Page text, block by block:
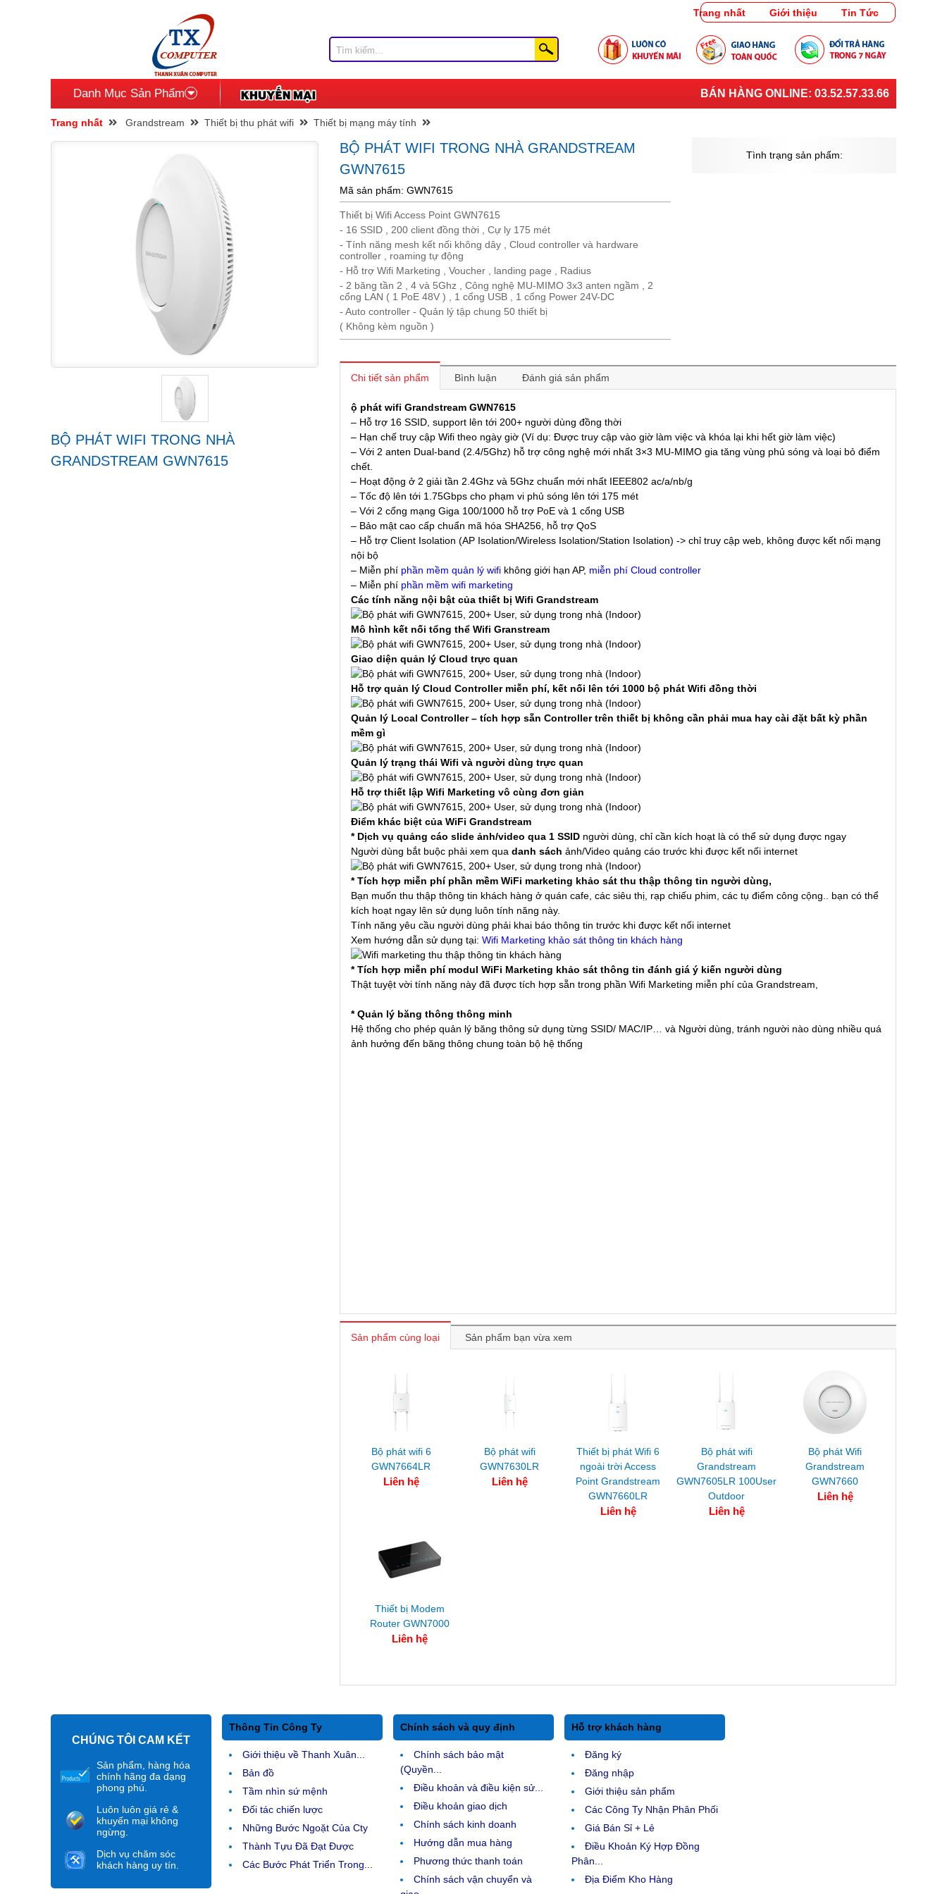
Trang nhất Giới thiệu Tin Tức
Danh Mục Sản Phẩm BÁN HÀNG ONLINE: 03.52.57.33.66
Trang nhất Grandstream Thiết bị thu phát wifi Thiết bị mạng máy tính
BỘ PHÁT WIFI TRONG NHÀ
GRANDSTREAM GWN7615
BỘ PHÁT WIFI TRONG NHÀ GRANDSTREAM
GWN7615
Mã sản phẩm: GWN7615
Thiết bị Wifi Access Point GWN7615
- 16 SSID , 200 client đồng thời , Cự ly 175 mét
- Tính năng mesh kết nối không dây , Cloud controller và hardware
controller , roaming tự động
- Hỗ trợ Wifi Marketing , Voucher , landing page , Radius
- 2 băng tần 2 , 4 và 5Ghz , Công nghệ MU-MIMO 3x3 anten ngầm , 2
cổng LAN ( 1 PoE 48V ) , 1 cổng USB , 1 cổng Power 24V-DC
- Auto controller - Quản lý tập chung 50 thiết bị
( Không kèm nguồn )
Tình trạng sản phẩm:
Chi tiết sản phẩm Bình luận Đánh giá sản phẩm
ộ phát wifi Grandstream GWN7615
– Hỗ trợ 16 SSID, support lên tới 200+ người dùng đồng thời
– Hạn chế truy cập Wifi theo ngày giờ (Ví dụ: Được truy cập vào giờ làm việc và khóa lại khi hết giờ làm việc)
– Với 2 anten Dual-band (2.4/5Ghz) hỗ trợ công nghệ mới nhất 3×3 MU-MIMO gia tăng vùng phủ sóng và loại bỏ điểm
chết.
– Hoạt động ở 2 giải tần 2.4Ghz và 5Ghz chuẩn mới nhất IEEE802 ac/a/nb/g
– Tốc độ lên tới 1.75Gbps cho phạm vi phủ sóng lên tới 175 mét
– Với 2 cổng mạng Giga 100/1000 hỗ trợ PoE và 1 cổng USB
– Bảo mật cao cấp chuẩn mã hóa SHA256, hỗ trợ QoS
– Hỗ trợ Client Isolation (AP Isolation/Wireless Isolation/Station Isolation) -> chỉ truy cập web, không được kết nối mạng
nội bộ
– Miễn phí phần mềm quản lý wifi không giới hạn AP, miễn phí Cloud controller
– Miễn phí phần mềm wifi marketing
Các tính năng nội bật của thiết bị Wifi Grandstream
Mô hình kết nối tổng thể Wifi Granstream
Giao diện quản lý Cloud trực quan
Hỗ trợ quản lý Cloud Controller miễn phí, kết nối lên tới 1000 bộ phát Wifi đồng thời
Quản lý Local Controller – tích hợp sẵn Controller trên thiết bị không cần phải mua hay cài đặt bất kỳ phần
mềm gì
Quản lý trạng thái Wifi và người dùng trực quan
Hỗ trợ thiết lập Wifi Marketing vô cùng đơn giản
Điểm khác biệt của WiFi Grandstream
* Dịch vụ quảng cáo slide ảnh/video qua 1 SSID người dùng, chỉ cần kích hoạt là có thể sử dụng được ngay
Người dùng bắt buộc phải xem qua danh sách ảnh/Video quảng cáo trước khi được kết nối internet
* Tích hợp miễn phí phần mềm WiFi marketing khảo sát thu thập thông tin người dùng,
Bạn muốn thu thập thông tin khách hàng ở quán cafe, các siêu thị, rạp chiếu phim, các tụ điểm công cộng.. bạn có thể
kích hoạt ngay lên sử dụng luôn tính năng này.
Tính năng yêu cầu người dùng phải khai báo thông tin trước khi được kết nối internet
Xem hướng dẫn sử dụng tại: Wifi Marketing khảo sát thông tin khách hàng
* Tích hợp miễn phí modul WiFi Marketing khảo sát thông tin đánh giá ý kiến người dùng
Thật tuyệt vời tính năng này đã được tích hợp sẵn trong phần Wifi Marketing miễn phí của Grandstream,
* Quản lý băng thông thông minh
Hệ thống cho phép quản lý băng thông sử dụng từng SSID/ MAC/IP… và Người dùng, tránh người nào dùng nhiều quá
ảnh hưởng đến băng thông chung toàn bộ hệ thống
Sản phẩm cùng loại Sản phẩm bạn vừa xem
Bộ phát wifi 6
GWN7664LR
Liên hệ
Bộ phát wifi
GWN7630LR
Liên hệ
Thiết bị phát Wifi 6
ngoài trời Access
Point Grandstream
GWN7660LR
Liên hệ
Bộ phát wifi
Grandstream
GWN7605LR 100User
Outdoor
Liên hệ
Bộ phát Wifi
Grandstream
GWN7660
Liên hệ
Thiết bị Modem
Router GWN7000
Liên hệ
CHÚNG TÔI CAM KẾT
Sản phẩm, hàng hóa
chính hãng đa dạng
phong phú.
Luôn luôn giá rẻ &
khuyến mại không
ngừng.
Dịch vụ chăm sóc
khách hàng uy tín.
Thông Tin Công Ty
Giới thiệu về Thanh Xuân...
Bản đồ
Tầm nhìn sứ mệnh
Đối tác chiến lược
Những Bước Ngoặt Của Cty
Thành Tựu Đã Đạt Được
Các Bước Phát Triển Trong...
Chính sách và quy định
Chính sách bảo mật
(Quyền...
Điều khoản và điều kiện sử...
Điều khoản giao dịch
Chính sách kinh doanh
Hướng dẫn mua hàng
Phương thức thanh toán
Chính sách vận chuyển và
Hỗ trợ khách hàng
Đăng ký
Đăng nhập
Giới thiệu sản phẩm
Các Công Ty Nhận Phân Phối
Giá Bán Sỉ + Lẻ
Điều Khoản Ký Hợp Đồng
Phân...
Địa Điểm Kho Hàng